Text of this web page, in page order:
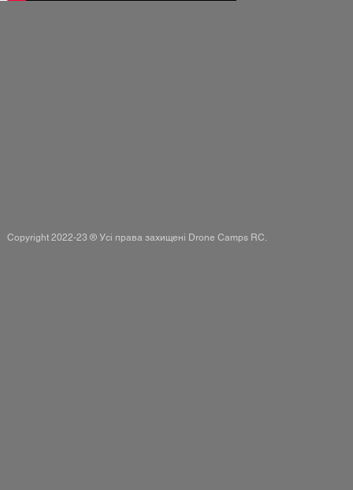
Copyright 2022-23 ® Усі права захищені Drone Camps RC.